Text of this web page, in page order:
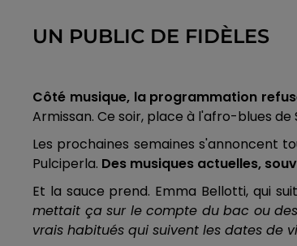
UN PUBLIC DE FIDÈLES
Côté musique, la programmation
Armissan. Ce soir, place à l'afro-blues
Les prochaines semaines s'annoncent
Pulciperla. Des musiques actuelles,
Et la sauce prend. Emma Bellotti, qui
mettait ça sur le compte du bac ou
vrais habitués qui suivent les dates de